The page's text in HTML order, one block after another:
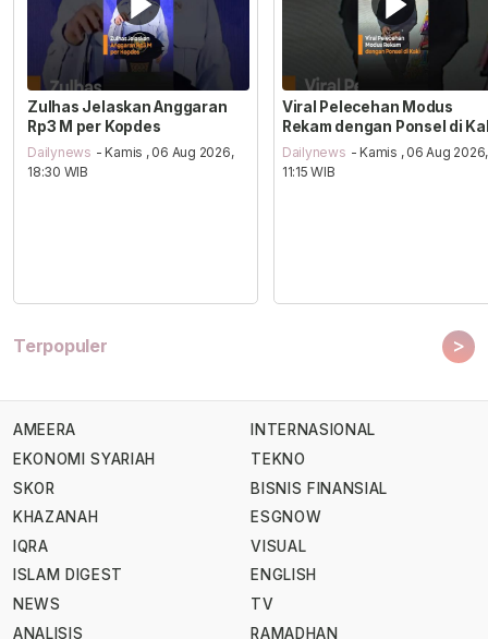
Zulhas Jelaskan Anggaran
Rp3 M per Kopdes
Dailynews - Kamis , 06 Aug 2026,
18:30 WIB
Viral Pelecehan Modus
Rekam dengan Ponsel di
Dailynews - Kamis , 06 Aug 2026,
11:15 WIB
Terpopuler >
AMEERA
EKONOMI SYARIAH
SKOR
KHAZANAH
IQRA
ISLAM DIGEST
NEWS
ANALISIS
INTERNASIONAL
TEKNO
BISNIS FINANSIAL
ESGNOW
VISUAL
ENGLISH
TV
RAMADHAN